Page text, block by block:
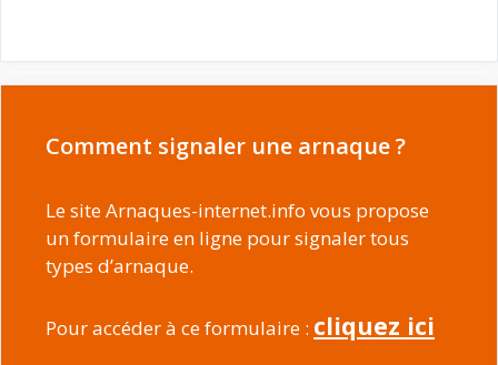
Comment signaler une arnaque ?
Le site Arnaques-internet.info vous propose
un formulaire en ligne pour signaler tous
types d’arnaque.
Pour accéder à ce formulaire : cliquez ici